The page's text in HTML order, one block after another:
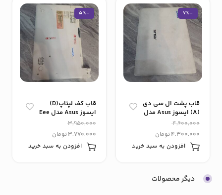
-7%
قاب پشت ال سی دی
(A) ایسوز Asus مدل
Eee PC x 101ch
4,600,000
4,300,000تومان
افزودن به سبد خرید
-5%
قاب کف لپتاپ(D)
ایسوز Asus مدل Eee
PC x 101ch
3,950,000
3,770,000تومان
افزودن به سبد خرید
دیگر محصولات